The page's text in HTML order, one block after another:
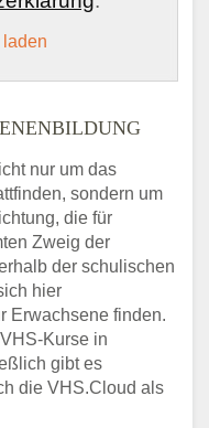
laden
nur um das
sondern um
die für
Zweig der
der schulischen
hier
Erwachsene finden.
Kurse in
gibt es
die VHS.Cloud als